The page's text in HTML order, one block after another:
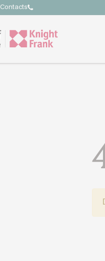
Contacts